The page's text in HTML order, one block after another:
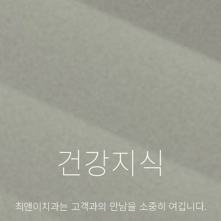
건강지식
최앤이치과는 고객과의 만남을 소중히 여깁니다.